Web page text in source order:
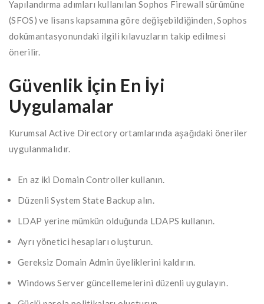
Yapılandırma adımları kullanılan Sophos Firewall sürümüne
(SFOS) ve lisans kapsamına göre değişebildiğinden, Sophos
dokümantasyonundaki ilgili kılavuzların takip edilmesi
önerilir.
Güvenlik İçin En İyi
Uygulamalar
Kurumsal Active Directory ortamlarında aşağıdaki öneriler
uygulanmalıdır.
En az iki Domain Controller kullanın.
Düzenli System State Backup alın.
LDAP yerine mümkün olduğunda LDAPS kullanın.
Ayrı yönetici hesapları oluşturun.
Gereksiz Domain Admin üyeliklerini kaldırın.
Windows Server güncellemelerini düzenli uygulayın.